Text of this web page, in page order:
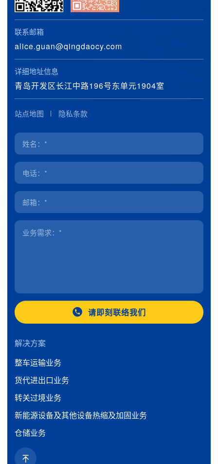
联系邮箱
alice.guan@qingdaocy.com
详细地址信息
青岛开发区长江中路196号东单元1904室
站点地图 隐私条款
请即刻联络我们
解决方案
整车运输业务
货代进出口业务
转关过境业务
新能源设备及其他设备热缩及加固业务
仓储业务